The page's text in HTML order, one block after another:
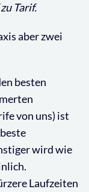
Tarif.
aber zwei
besten
von uns) ist
wird wie
Laufzeiten